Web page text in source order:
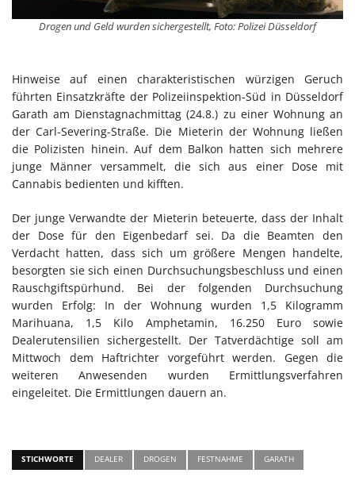
Drogen und Geld wurden sichergestellt, Foto: Polizei Düsseldorf
Hinweise auf einen charakteristischen würzigen Geruch
führten Einsatzkräfte der Polizeiinspektion-Süd in Düsseldorf
Garath am Dienstagnachmittag (24.8.) zu einer Wohnung an
der Carl-Severing-Straße. Die Mieterin der Wohnung ließen
die Polizisten hinein. Auf dem Balkon hatten sich mehrere
junge Männer versammelt, die sich aus einer Dose mit
Cannabis bedienten und kifften.
Der junge Verwandte der Mieterin beteuerte, dass der Inhalt
der Dose für den Eigenbedarf sei. Da die Beamten den
Verdacht hatten, dass sich um größere Mengen handelte,
besorgten sie sich einen Durchsuchungsbeschluss und einen
Rauschgiftspürhund. Bei der folgenden Durchsuchung
wurden Erfolg: In der Wohnung wurden 1,5 Kilogramm
Marihuana, 1,5 Kilo Amphetamin, 16.250 Euro sowie
Dealerutensilien sichergestellt. Der Tatverdächtige soll am
Mittwoch dem Haftrichter vorgeführt werden. Gegen die
weiteren Anwesenden wurden Ermittlungsverfahren
eingeleitet. Die Ermittlungen dauern an.
STICHWORTE DEALER DROGEN FESTNAHME GARATH